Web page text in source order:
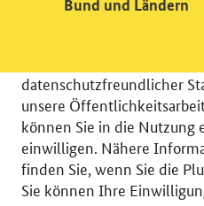
© 2026 Bundesministerium
RSS
Benutzerhinweise
datenschutzfreundlicher
unsere
können Sie in die Nutzung
einwilligen. Nähere
finden Sie, wenn Sie die
Sie können Ihre
Bund und Ländern